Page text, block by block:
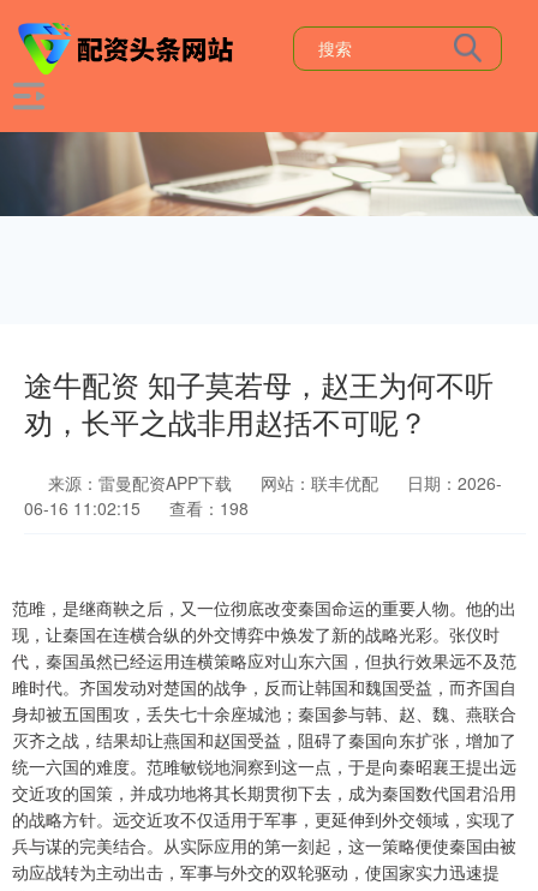
途牛配资 知子莫若母，赵王为何不听
劝，长平之战非用赵括不可呢？
来源：雷曼配资APP下载 网站：联丰优配
日期：2026-
06-16 11:02:15
查看：198
范雎，是继商鞅之后，又一位彻底改变秦国命运的重要人物。他的出
现，让秦国在连横合纵的外交博弈中焕发了新的战略光彩。张仪时
代，秦国虽然已经运用连横策略应对山东六国，但执行效果远不及范
雎时代。齐国发动对楚国的战争，反而让韩国和魏国受益，而齐国自
身却被五国围攻，丢失七十余座城池；秦国参与韩、赵、魏、燕联合
灭齐之战，结果却让燕国和赵国受益，阻碍了秦国向东扩张，增加了
统一六国的难度。范雎敏锐地洞察到这一点，于是向秦昭襄王提出远
交近攻的国策，并成功地将其长期贯彻下去，成为秦国数代国君沿用
的战略方针。远交近攻不仅适用于军事，更延伸到外交领域，实现了
兵与谋的完美结合。从实际应用的第一刻起，这一策略便使秦国由被
动应战转为主动出击，军事与外交的双轮驱动，使国家实力迅速提